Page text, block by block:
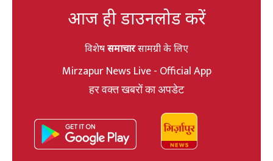
आज ही डाउनलोड करें
विशेषसमाचारसामग्री के लिए
Mirzapur News Live - Official App
हर वक्त खबरों का अपडेट